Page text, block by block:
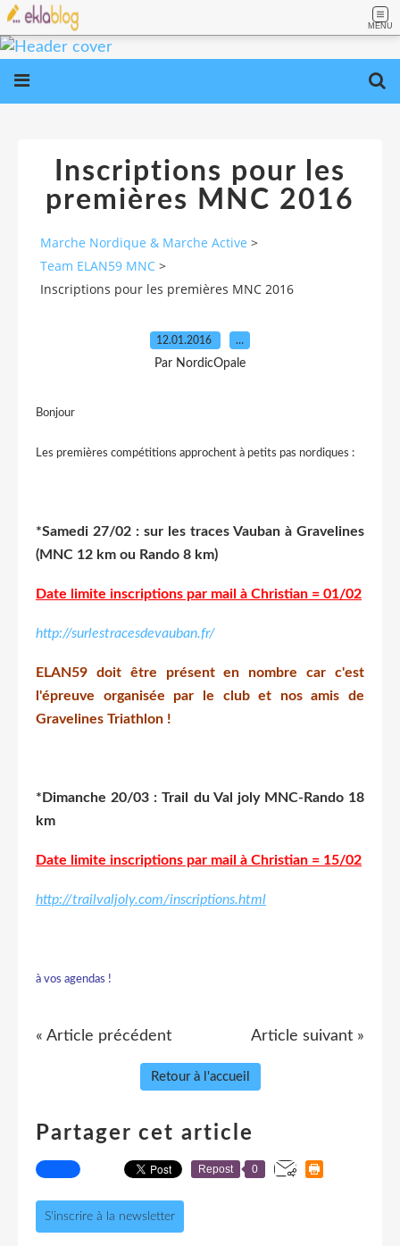
MENU
Inscriptions pour les
premières MNC 2016
Marche Nordique & Marche Active >
Team ELAN59 MNC >
Inscriptions pour les premières MNC 2016
12.01.2016 …
Par NordicOpale
Bonjour
Les premières compétitions approchent à petits pas nordiques :
*Samedi 27/02 : sur les traces Vauban à Gravelines
(MNC 12 km ou Rando 8 km)
Date limite inscriptions par mail à Christian = 01/02
http://surlestracesdevauban.fr/
ELAN59 doit être présent en nombre car c'est
l'épreuve organisée par le club et nos amis de
Gravelines Triathlon !
*Dimanche 20/03 : Trail du Val joly MNC-Rando 18
km
Date limite inscriptions par mail à Christian = 15/02
http://trailvaljoly.com/inscriptions.html
à vos agendas !
« Article précédent Article suivant »
Retour à l'accueil
Partager cet article
Repost 0
S'inscrire à la newsletter